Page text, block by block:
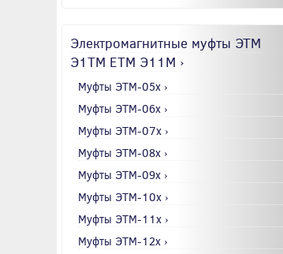
Электромагнитные муфты ЭТМ
Э1ТМ ETM Э11М ›
Муфты ЭТМ-05x ›
Муфты ЭТМ-06x ›
Муфты ЭТМ-07x ›
Муфты ЭТМ-08x ›
Муфты ЭТМ-09x ›
Муфты ЭТМ-10x ›
Муфты ЭТМ-11x ›
Муфты ЭТМ-12x ›